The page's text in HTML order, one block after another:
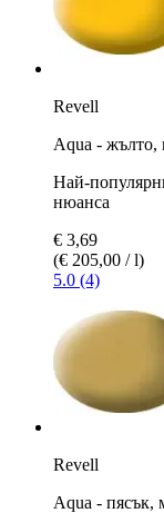
Revell
Aqua - жълто,
Най-
нюанса
€ 3,69
(€ 205,00 / l)
5.0 (4)
Revell
Aqua - пясък,